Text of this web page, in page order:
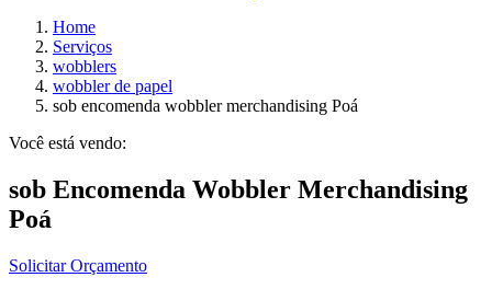
Home
Serviços
wobblers
wobbler de papel
sob encomenda wobbler merchandising Poá
Você está vendo:
sob Encomenda Wobbler Merchandising
Poá
Solicitar Orçamento